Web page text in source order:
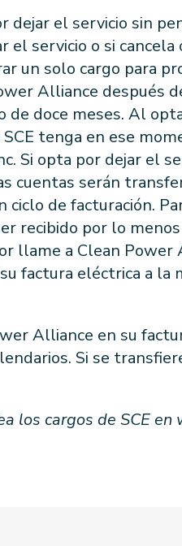
dejar el servicio sin
el servicio o si
un solo cargo para
Alliance después
doce meses. Al
tenga en ese
Si opta por dejar el
cuentas serán
de facturación.
recibido por lo
llame a Clean
factura eléctrica a la
Alliance en su
Si se
los cargos de SCE